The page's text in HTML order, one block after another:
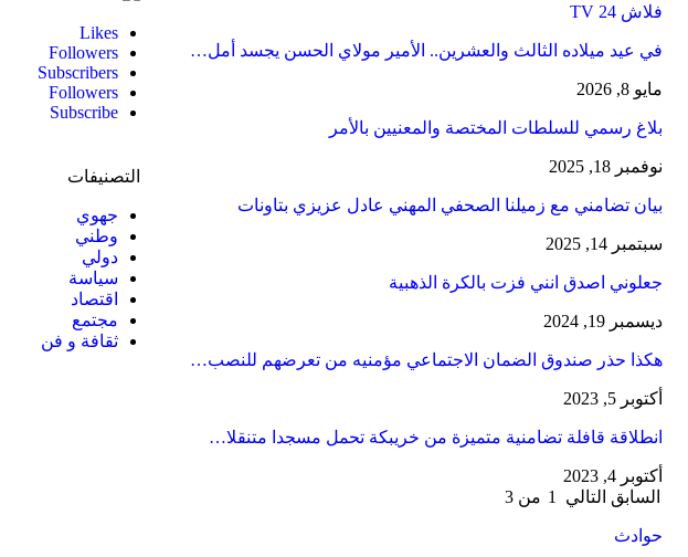
فلاش 24 TV
في عيد ميلاده الثالث والعشرين.. الأمير مولاي الحسن يجسد أمل…
مايو 8, 2026
بلاغ رسمي للسلطات المختصة والمعنيين بالأمر
نوفمبر 18, 2025
بيان تضامني مع زميلنا الصحفي المهني عادل عزيزي بتاونات
سبتمبر 14, 2025
جعلوني اصدق انني فزت بالكرة الذهبية
ديسمبر 19, 2024
هكذا حذر صندوق الضمان الاجتماعي مؤمنيه من تعرضهم للنصب…
أكتوبر 5, 2023
انطلاقة قافلة تضامنية متميزة من خريبكة تحمل مسجدا متنقلا…
أكتوبر 4, 2023
السابق التالي 1 من 3
حوادث
Likes
Followers
Subscribers
Followers
Subscribe
التصنيفات
جهوي
وطني
دولي
سياسة
اقتصاد
مجتمع
ثقافة و فن